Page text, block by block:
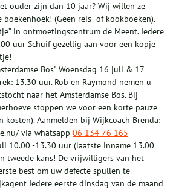
ouder zijn dan 10 jaar? Wij willen ze
(Geen reis- of kookboeken).
in ontmoetingscentrum de Meent. Iedere
uur Schuif gezellig aan voor een kopje
Bos" Woensdag 16 juli & 17
13.30 uur. Rob en Raymond nemen u
naar het Amsterdamse Bos. Bij
stoppen we voor een korte pauze
kosten). Aanmelden bij Wijkcoach Brenda:
via whatsapp 06 134 76 165
10.00 -13.30 uur (laatste inname 13.00
tweede kans! De vrijwilligers van het
best om uw defecte spullen te
Iedere eerste dinsdag van de maand